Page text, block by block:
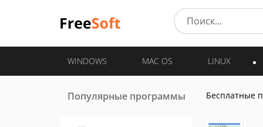
WINDOWS MAC OS LINUX
Популярные программы Бесплатные